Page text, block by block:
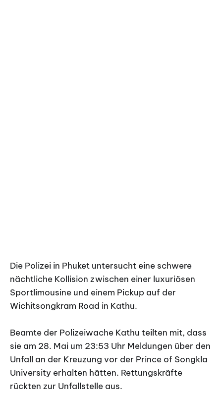
Die Polizei in Phuket untersucht eine schwere
nächtliche Kollision zwischen einer luxuriösen
Sportlimousine und einem Pickup auf der
Wichitsongkram Road in Kathu.
Beamte der Polizeiwache Kathu teilten mit, dass
sie am 28. Mai um 23:53 Uhr Meldungen über den
Unfall an der Kreuzung vor der Prince of Songkla
University erhalten hätten. Rettungskräfte
rückten zur Unfallstelle aus.